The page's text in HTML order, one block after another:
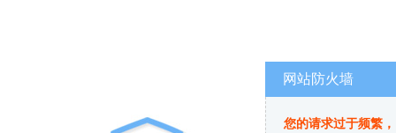
网站防火墙
您的请求过于频繁